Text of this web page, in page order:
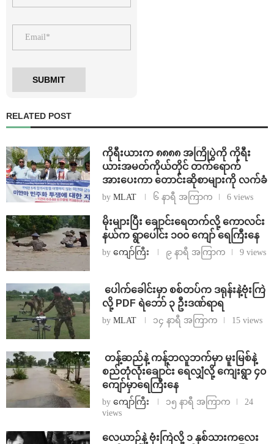
RELATED POST
ကိုရီးယားက ၈၈၈၈ အကြိုပွဲကို ကိုရီး
ယားအမတ်ကိုယ်တိုင် တက်ရောက်
အားပေးကာ တောင်းဆိုစာများကို လက်ခံ
by MLAT ၆ နာရီ အကြာက 6 views
⁨မိုးများပြီး ချောင်းရေတက်လို့ ကောလင်း
နယ်က ရွာပေါင်း ၁၀၀ ကျော် ရေကြီးနေ
by ကျော်ကြီး ၉ နာရီ အကြာက 9 views
⁩ ⁨ပေါက်ခေါင်းမှာ စစ်တပ်က ဒရုန်းနဲ့ဗုံးကြဲ
လို့ PDF ရဲဘော် ၃ ဦးဒဏ်ရာရ
by MLAT ၁၄ နာရီ အကြာက 15 views
⁩ ⁨တန့်ဆည်နဲ့ ကန့်ဘလူဘက်မှာ မူးမြစ်နဲ့
စည်တုံလုံးချောင်း ရေလျှံလို့ ကျေးရွာ ၄၀
ကျော်မှာရေကြီးနေ
by ကျော်ကြီး ၁၅ နာရီ အကြာက
24
views
⁨လေယာဉ်နဲ့ ဗုံးကြဲလို့ ၁ နှစ်သားကလေး